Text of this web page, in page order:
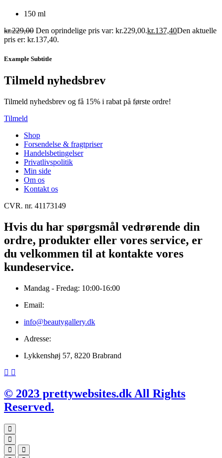
150 ml
kr.229,00 Den oprindelige pris var: kr.229,00.kr.137,40Den aktuelle
pris er: kr.137,40.
Example Subtitle
Tilmeld nyhedsbrev
Tilmeld nyhedsbrev og få 15% i rabat på første ordre!
Tilmeld
Shop
Forsendelse & fragtpriser
Handelsbetingelser
Privatlivspolitik
Min side
Om os
Kontakt os
CVR. nr. 41173149
Hvis du har spørgsmål vedrørende din
ordre, produkter eller vores service, er
du velkommen til at kontakte vores
kundeservice.
Mandag - Fredag: 10:00-16:00
Email:
info@beautygallery.dk
Adresse:
Lykkenshøj 57, 8220 Brabrand
© 2023 prettywebsites.dk All Rights
Reserved.